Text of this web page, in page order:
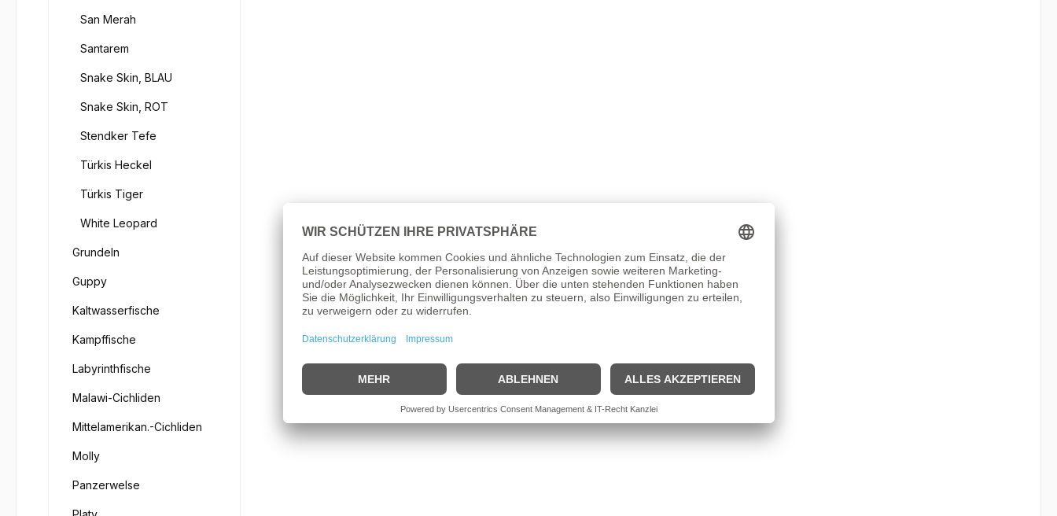
San Merah
Santarem
Snake Skin, BLAU
Snake Skin, ROT
Stendker Tefe
Türkis Heckel
Türkis Tiger
White Leopard
Grundeln
Guppy
Kaltwasserfische
Kampffische
Labyrinthfische
Malawi-Cichliden
Mittelamerikan.-Cichliden
Molly
Panzerwelse